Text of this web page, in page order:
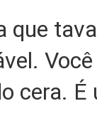
que
cera.